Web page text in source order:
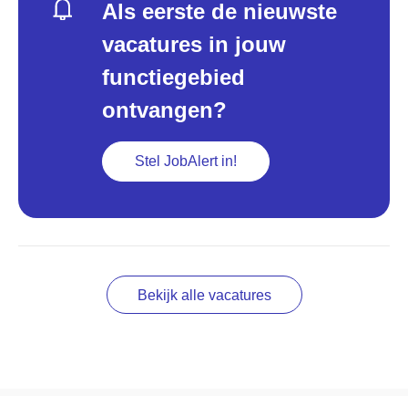
Als eerste de nieuwste
vacatures in jouw
functiegebied
ontvangen?
Stel JobAlert in!
Bekijk alle vacatures